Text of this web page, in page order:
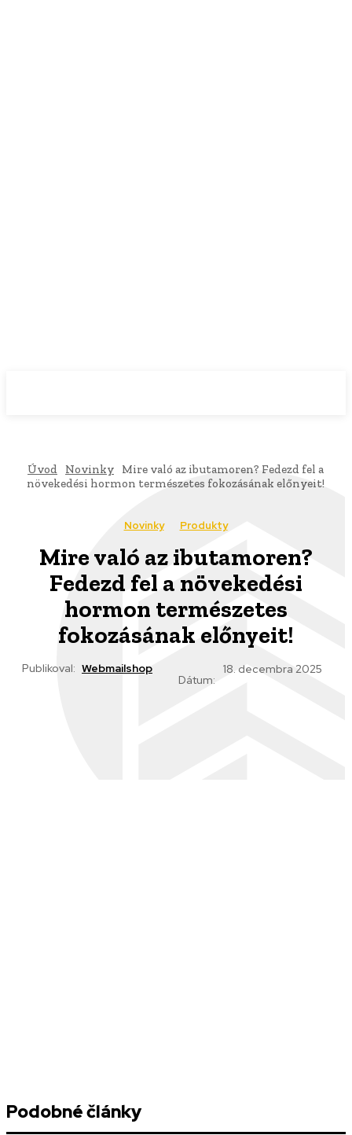
Úvod Novinky
Mire való az ibutamoren? Fedezd fel a
növekedési hormon természetes fokozásának előnyeit!
Novinky Produkty
Mire való az ibutamoren?
Fedezd fel a növekedési
hormon természetes
fokozásának előnyeit!
Publikoval: Webmailshop
Dátum:
18. decembra 2025
Podobné články